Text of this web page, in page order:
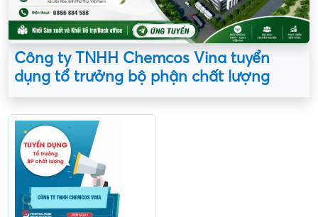
Công ty TNHH Chemcos Vina tuyển
dụng tổ trưởng bộ phận chất lượng